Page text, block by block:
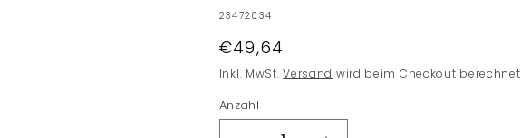
SKU:
23472034
Normaler
Preis
€49,64
Inkl. MwSt.Versand wird beim Checkout berechnet
Anzahl